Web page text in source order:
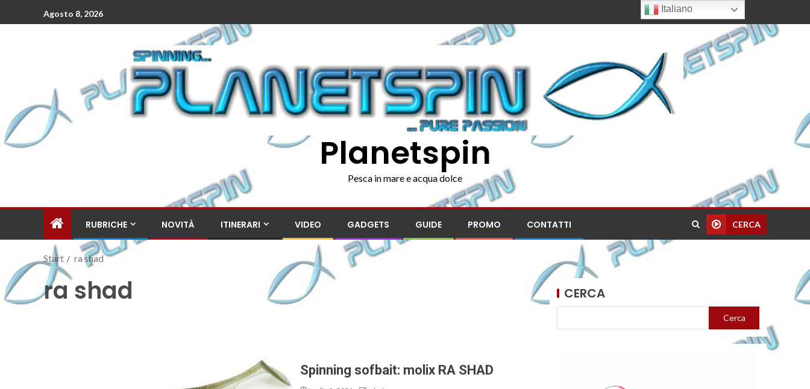
Agosto 8, 2026
Planetspin
Pesca in mare e acqua dolce
RUBRICHE NOVITÀ ITINERARI VIDEO GADGETS GUIDE PROMO CONTATTI CERCA
Start ra shad
ra shad
Spinning sofbait: molix RA SHAD
CERCA
Cerca
Italiano